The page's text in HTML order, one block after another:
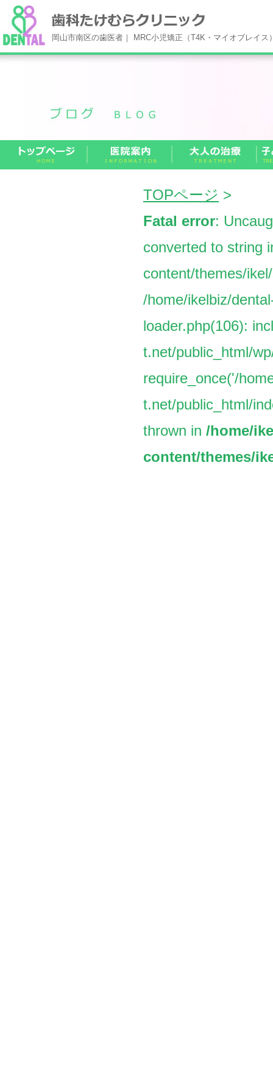
岡山市南区の歯医者｜ MRC小児矯正（T4K・マイオブレイ
TOPページ >
Fatal error:
converted to string
content/themes/
/home/ikelbiz/
loader.php(106):
t.net/public_html/
require_once('/
t.net/public_html/
thrown in /home/
content/themes/